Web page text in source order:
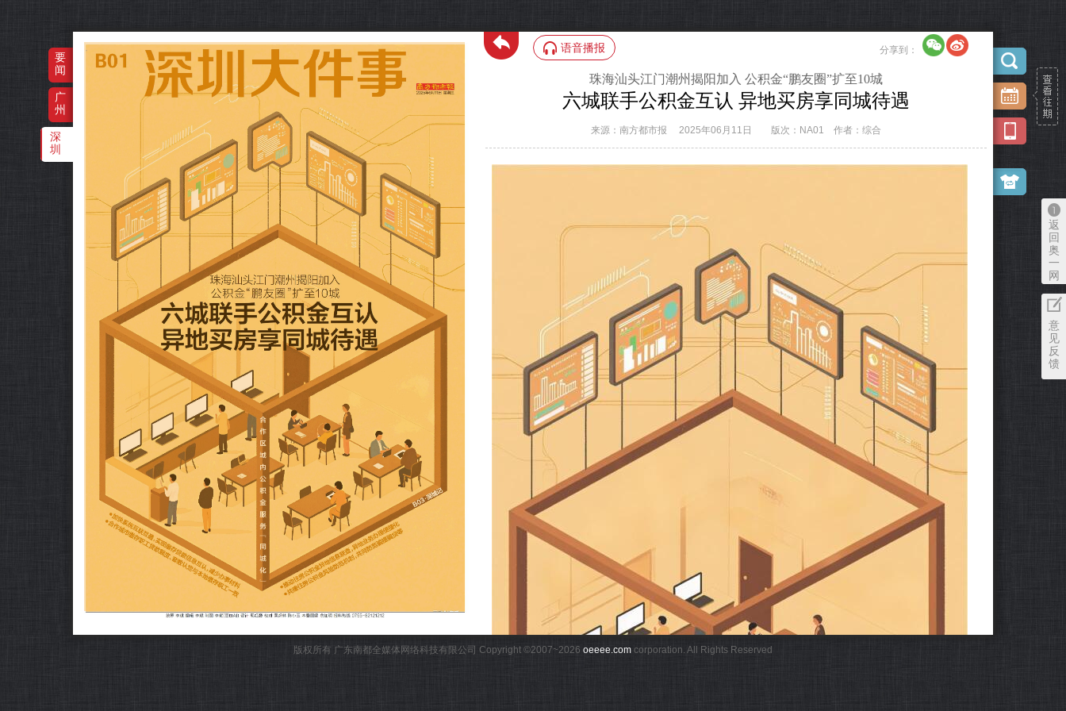
‌·
珠海汕头江门潮州揭阳加入 公积金“鹏友圈”扩至10城
六城联手公积金互认 异地买房享同城待遇
来源：南方都市报 2025年06月11日 版次：NA01 作者：综合
分享到：
要
闻
广
州
深
圳
返
回
奥
一
网
意
见
反
馈
版权所有 广东南都全媒体网络科技有限公司 Copyright ©2007~2026 oeeee.com corporation. All Rights Reserved
语音播报